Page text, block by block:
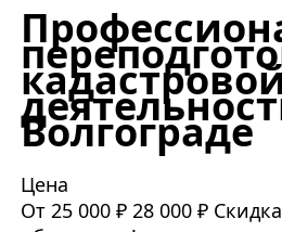
Волгограде
Цена
От 25 000 ₽ 28 000 ₽